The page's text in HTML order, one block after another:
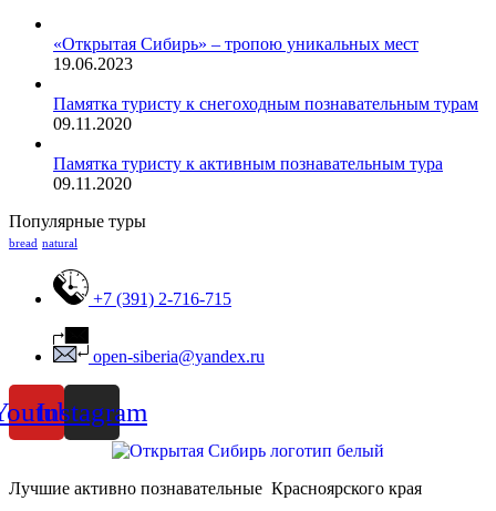
«Открытая Сибирь» – тропою уникальных мест
19.06.2023
Памятка туристу к снегоходным познавательным турам
09.11.2020
Памятка туристу к активным познавательным тура
09.11.2020
Популярные туры
bread natural
+7 (391) 2-716-715
open-siberia@yandex.ru
Instagram
Лучшие активно познавательные Красноярского края